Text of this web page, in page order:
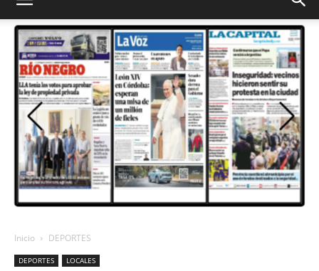
MULTIMEDIA
Inicio DEPORTES
DEPORTES LOCALES